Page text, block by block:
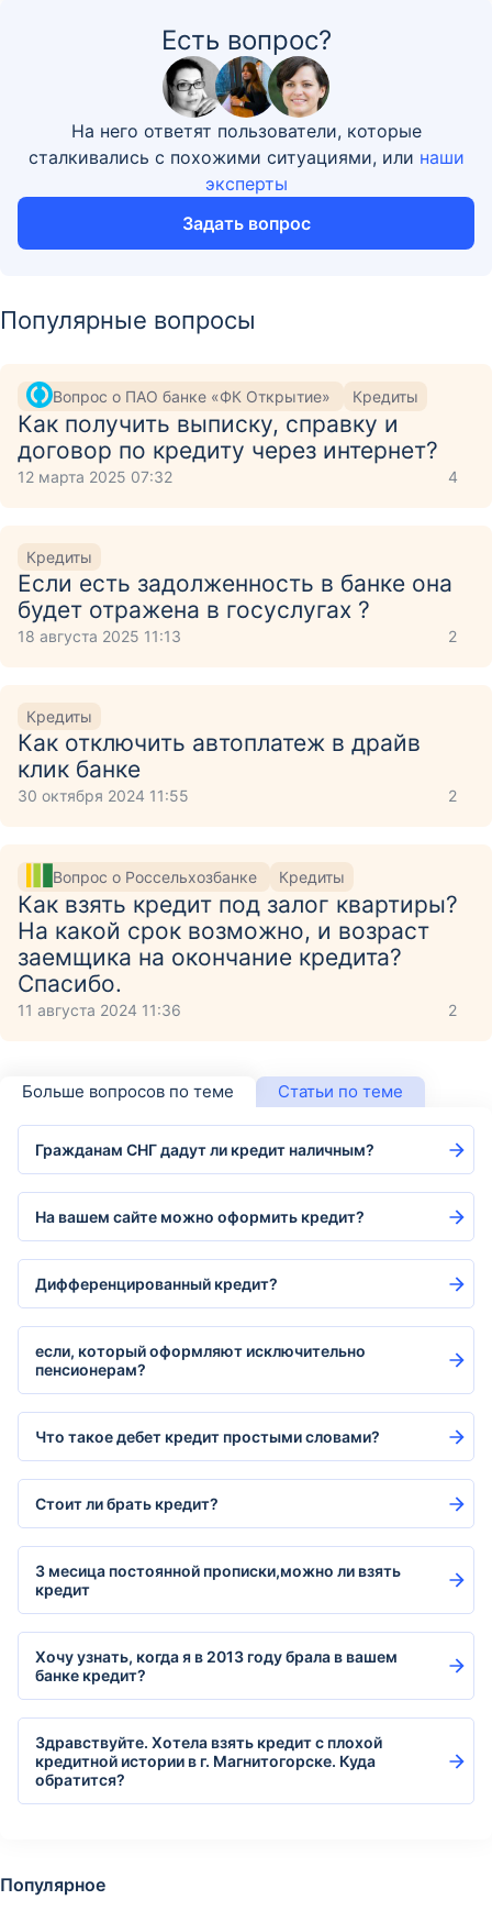
Есть вопрос?
На него ответят пользователи, которые
сталкивались с похожими ситуациями, или наши
эксперты
Задать вопрос
Популярные вопросы
Вопрос о ПАО банке «ФК Открытие» Кредиты
Как получить выписку, справку и
договор по кредиту через интернет?
12 марта 2025 07:32 4
Кредиты
Если есть задолженность в банке она
будет отражена в госуслугах ?
18 августа 2025 11:13 2
Кредиты
Как отключить автоплатеж в драйв
клик банке
30 октября 2024 11:55 2
Вопрос о Россельхозбанке Кредиты
Как взять кредит под залог квартиры?
На какой срок возможно, и возраст
заемщика на окончание кредита?
Спасибо.
11 августа 2024 11:36 2
Больше вопросов по теме Статьи по теме
Гражданам СНГ дадут ли кредит наличным?
На вашем сайте можно оформить кредит?
Дифференцированный кредит?
если, который оформляют исключительно
пенсионерам?
Что такое дебет кредит простыми словами?
Стоит ли брать кредит?
3 месица постоянной прописки,можно ли взять
кредит
Хочу узнать, когда я в 2013 году брала в вашем
банке кредит?
Здравствуйте. Хотела взять кредит с плохой
кредитной истории в г. Магнитогорске. Куда
обратится?
Популярное